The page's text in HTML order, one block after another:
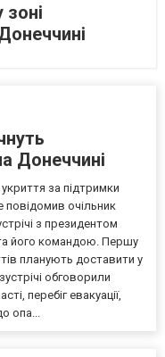
Донеччині
за підтримки
повідомив очільник
з президентом
його командою. Першу
планують доставити у
обговорили
перебіг евакуації,
опа...